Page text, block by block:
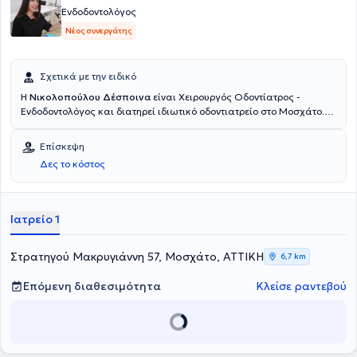
Ενδοδοντολόγος
Νέος συνεργάτης
Σχετικά με την ειδικό
Η Νικολοπούλου Δέσποινα είναι Χειρουργός Οδοντίατρος -
Ενδοδοντολόγος και διατηρεί ιδιωτικό οδοντιατρείο στο Μοσχάτο.
Καποδιστριακού Πανεπιστημίου Αθηνών και κάτοχος
μεταπτυχιακού στην Ενδοδοντολογία από το University of Central
Lancashire. Διαθέτει πολυετή εμπειρία και κατάρτιση έχοντας
εργαστεί σε μεγάλες κλινικές, τόσο της Ελλάδας όσο και του
Επίσκεψη
Δες το κόστος
Ιατρείο 1
Στρατηγού Μακρυγιάννη 57, Μοσχάτο, ΑΤΤΙΚΗ 6,7 km
Επόμενη διαθεσιμότητα Κλείσε ραντεβού